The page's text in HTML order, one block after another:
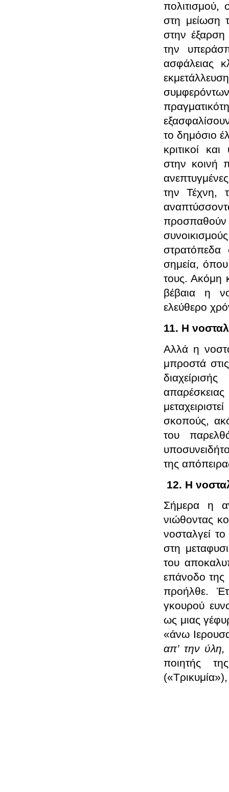
πολιτισμού,
στη μείωση
στην
την
ασφάλειας
το δημόσιο
κριτικοί
στην κοινή
την Τέχνη,
προσπαθούν
στρατόπεδα
σημεία,
τους. Ακόμη
βέβαια η
ελεύθερο
11. Η
Αλλά η
μπροστά
απαρέσκειας
σκοπούς,
του
της
12. Η
Σήμερα η
νιώθοντας
νοσταλγεί
στη
του
επάνοδο της
προήλθε.
γκουρού
ως μιας
«άνω
απ’ την ύλη,
ποιητής